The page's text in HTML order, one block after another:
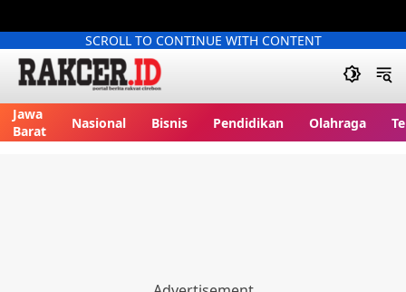
SCROLL TO CONTINUE WITH CONTENT
Jawa
Barat
Nasional Bisnis Pendidikan Olahraga